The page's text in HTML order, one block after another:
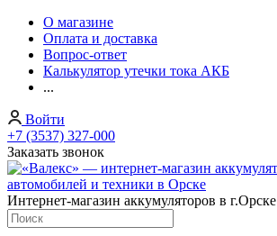
О магазине
Оплата и доставка
Вопрос-ответ
Калькулятор утечки тока АКБ
...
Войти
+7 (3537) 327-000
Заказать звонок
Интернет-магазин аккумуляторов в г.Орске